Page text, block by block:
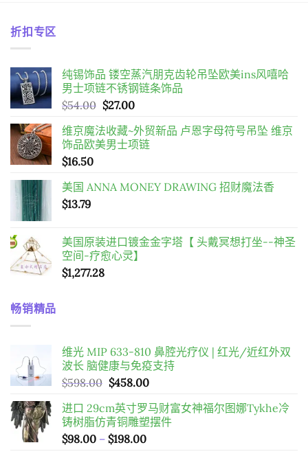
折扣专区
纯锡饰品 镂空蒸汽朋克齿轮吊坠欧美ins风嘻哈
男士项链不锈钢链条饰品
$54.00 原
價
格：
$27.00目
價
格：
维京魔法收藏~外贸新品 卢恩字母符号吊坠 维京
饰品欧美男士项链
$16.50
美国 ANNA MONEY DRAWING 招财魔法香
$13.79
美国原装进口镀金金字塔【 头戴冥想打坐--神圣
空间-疗愈心灵】
$1,277.28
畅销精品
维光 MIP 633-810 鼻腔光疗仪 | 红光/近红外双
波长 脑健康与免疫支持
$598.00 原
價
格：
$598.00。
$458.00目
價
格：
进口 29cm英寸罗马财富女神福尔图娜Tykhe冷
铸树脂仿青铜雕塑摆件
$98.00 – $198.00價